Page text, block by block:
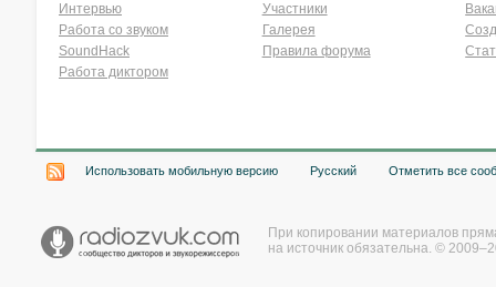
Интервью
Работа со звуком
SoundHack
Работа диктором
Участники
Галерея
Правила форума
Использовать мобильную версию Русский Отметить все
При копировании материалов
на источник обязательна. ©